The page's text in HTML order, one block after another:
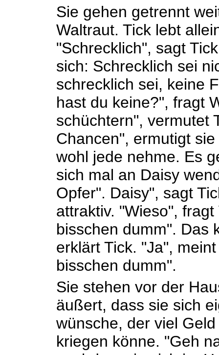
Sie gehen getrennt
Waltraut. Tick lebt
"Schrecklich", sagt
sich: Schrecklich sei
schrecklich sei, keine
hast du keine?", fragt
schüchtern", vermutet
Chancen", ermutigt
wohl jede nehme. Es
sich mal an Daisy
Opfer". Daisy", sagt
attraktiv. "Wieso",
bisschen dumm". Das
erklärt Tick. "Ja",
bisschen dumm".
Sie stehen vor der
äußert, dass sie sich
wünsche, der viel
kriegen könne. "Geh